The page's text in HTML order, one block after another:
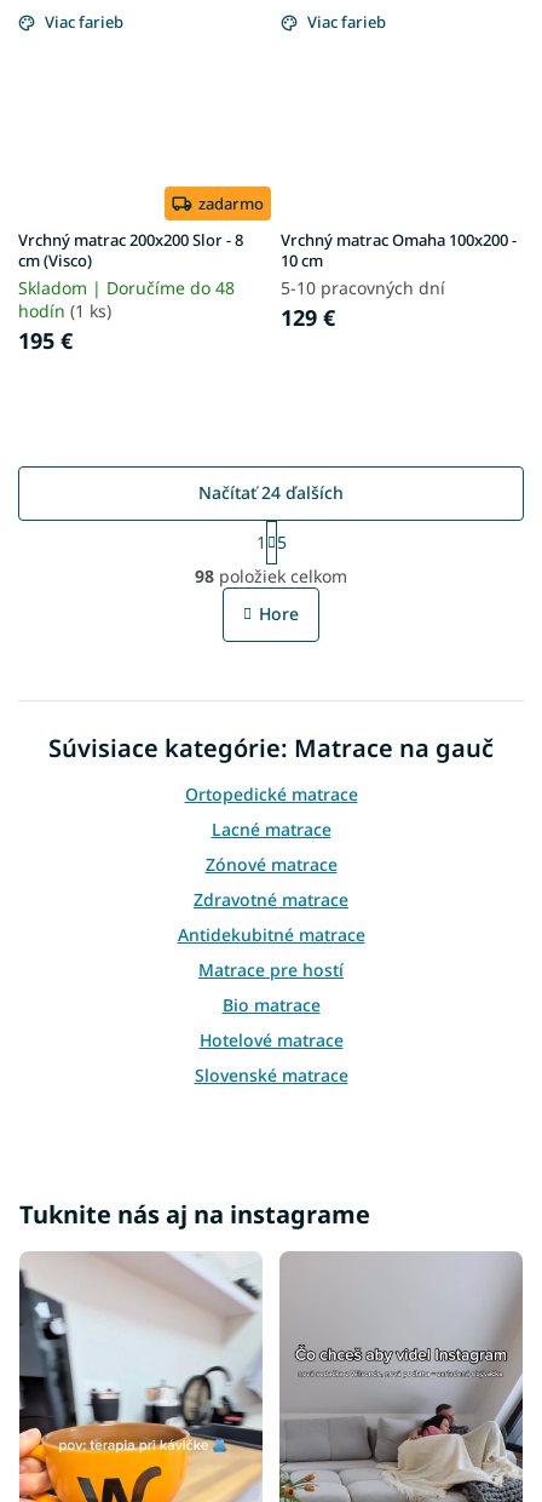
Viac farieb
zadarmo
Vrchný matrac 200x200 Slor - 8
cm (Visco)
Skladom | Doručíme do 48
hodín (1 ks)
195 €
Viac farieb
Vrchný matrac Omaha 100x200 -
10 cm
5-10 pracovných dní
129 €
O
v
l
c
e
r
k
y
ý
p
s
u
Načítať 24 ďalších
S
t
r
á
n
a
e
1
5
98 položiek celkom
Hore
Súvisiace kategórie: Matrace na gauč
Ortopedické matrace
Lacné matrace
Zónové matrace
Zdravotné matrace
Antidekubitné matrace
Matrace pre hostí
Bio matrace
Hotelové matrace
Slovenské matrace
Najpredávanejšie matrace
Obojstranné matrace
Matrace na polohovateľný rošt
Matrace na sedenie
Matrace na váľandu
Klinové matrace
Matrace pre seniorov
Tuknite nás aj na instagrame